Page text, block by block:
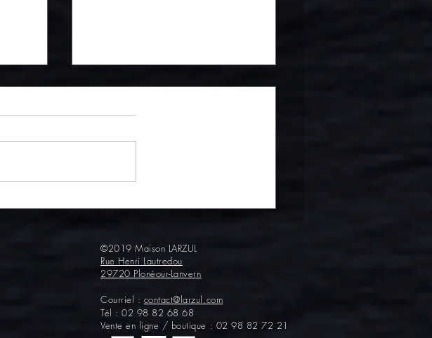
Cailles rôties et farcies aux
©2019 Maison LARZUL
Rue Henri Lautredou
29720 Plonéour-Lanvern
Courriel : contact@larzul.com
Tél :02 98 82 68 68
Vente en ligne / boutique : 02 98 82 72 21